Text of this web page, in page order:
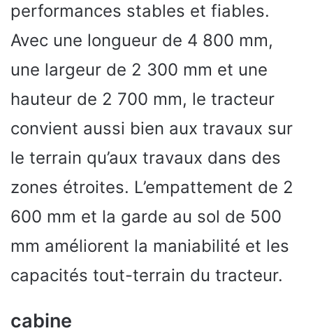
performances stables et fiables.
Avec une longueur de 4 800 mm,
une largeur de 2 300 mm et une
hauteur de 2 700 mm, le tracteur
convient aussi bien aux travaux sur
le terrain qu’aux travaux dans des
zones étroites. L’empattement de 2
600 mm et la garde au sol de 500
mm améliorent la maniabilité et les
capacités tout-terrain du tracteur.
cabine